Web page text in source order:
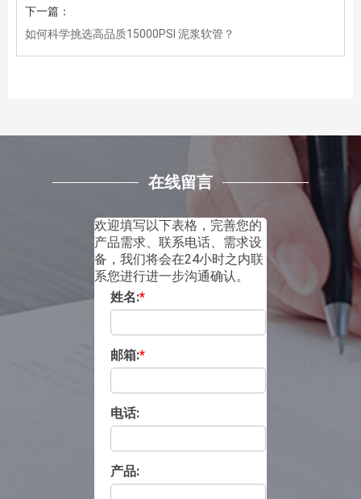
下一篇：
如何科学挑选高品质15000PSI 泥浆软管？
在线留言
欢迎填写以下表格，完善您的
产品需求、联系电话、需求设
备，我们将会在24小时之内联
系您进行进一步沟通确认。
姓名:*
邮箱:*
电话:
产品: